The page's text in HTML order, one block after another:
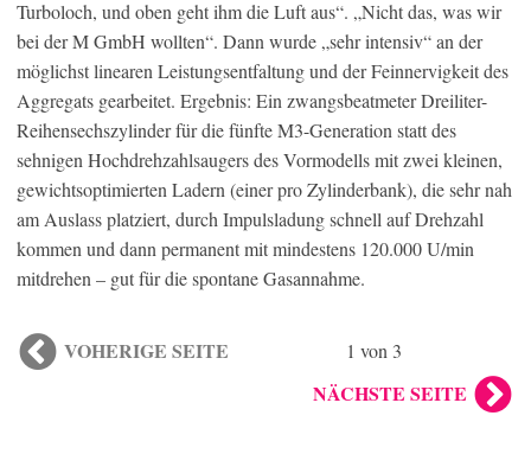
Turboloch, und oben geht ihm die Luft aus“. „Nicht das, was wir
bei der M GmbH wollten“. Dann wurde „sehr intensiv“ an der
möglichst linearen Leistungsentfaltung und der Feinnervigkeit des
Aggregats gearbeitet. Ergebnis: Ein zwangsbeatmeter Dreiliter-
Reihensechszylinder für die fünfte M3-Generation statt des
sehnigen Hochdrehzahlsaugers des Vormodells mit zwei kleinen,
gewichtsoptimierten Ladern (einer pro Zylinderbank), die sehr nah
am Auslass platziert, durch Impulsladung schnell auf Drehzahl
kommen und dann permanent mit mindestens 120.000 U/min
mitdrehen – gut für die spontane Gasannahme.
VOHERIGE SEITE 1 von 3
NÄCHSTE SEITE